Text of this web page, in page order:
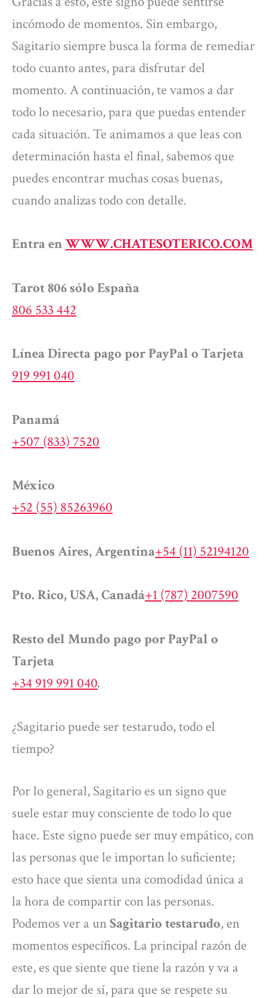
incómodo de momentos. Sin embargo,
Sagitario siempre busca la forma de remediar
todo cuanto antes, para disfrutar del
momento. A continuación, te vamos a dar
todo lo necesario, para que puedas entender
cada situación. Te animamos a que leas con
determinación hasta el final, sabemos que
puedes encontrar muchas cosas buenas,
cuando analizas todo con detalle.
Entra en WWW.CHATESOTERICO.COM
Tarot 806 sólo España
806 533 442
Línea Directa pago por PayPal o Tarjeta
919 991 040
Panamá
+507 (833) 7520
México
+52 (55) 85263960
Buenos Aires, Argentina+54 (11) 52194120
Pto. Rico, USA, Canadá+1 (787) 2007590
Resto del Mundo pago por PayPal o
Tarjeta
+34 919 991 040.
¿Sagitario puede ser testarudo, todo el
tiempo?
Por lo general, Sagitario es un signo que
suele estar muy consciente de todo lo que
hace. Este signo puede ser muy empático, con
las personas que le importan lo suficiente;
esto hace que sienta una comodidad única a
la hora de compartir con las personas.
Podemos ver a unSagitario testarudo, en
momentos específicos. La principal razón de
este, es que siente que tiene la razón y va a
dar lo mejor de sí, para que se respete su